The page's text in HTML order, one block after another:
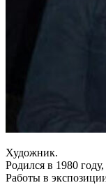
Художник.
Родился в 1980
Работы в